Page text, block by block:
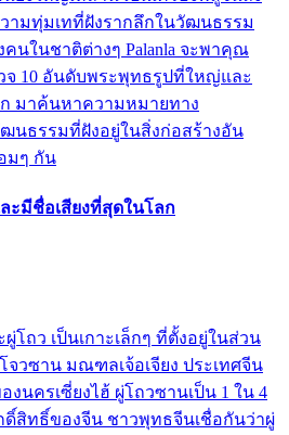
ามทุ่มเทที่ฝังรากลึกในวัฒนธรรม
ในชาติต่างๆ Palanla จะพาคุณ
จ 10 อันดับพระพุทธรูปที่ใหญ่และ
มาค้นหาความหมายทาง
นธรรมที่ฝังอยู่ในสิ่งก่อสร้างอัน
มๆ กัน
ะมีชื่อเสียงที่สุดในโลก
โถว เป็นเกาะเล็กๆ ที่ตั้งอยู่ในส่วน
จวซาน มณฑลเจ้อเจียง ประเทศจีน
งนครเซี่ยงไฮ้ ผู่โถวซานเป็น 1 ใน 4
สิทธิ์ของจีน ชาวพุทธจีนเชื่อกันว่าผู่